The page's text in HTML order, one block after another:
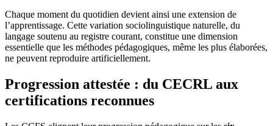
Chaque moment du quotidien devient ainsi une extension de
l’apprentissage. Cette variation sociolinguistique naturelle, du
langage soutenu au registre courant, constitue une dimension
essentielle que les méthodes pédagogiques, même les plus élaborées,
ne peuvent reproduire artificiellement.
Progression attestée : du CECRL aux
certifications reconnues